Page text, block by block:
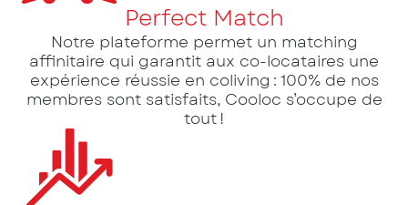
Perfect Match
Notre plateforme permet un matching
affinitaire qui garantit aux co-locataires une
expérience réussie en coliving : 100% de nos
membres sont satisfaits, Cooloc s’occupe de
tout !